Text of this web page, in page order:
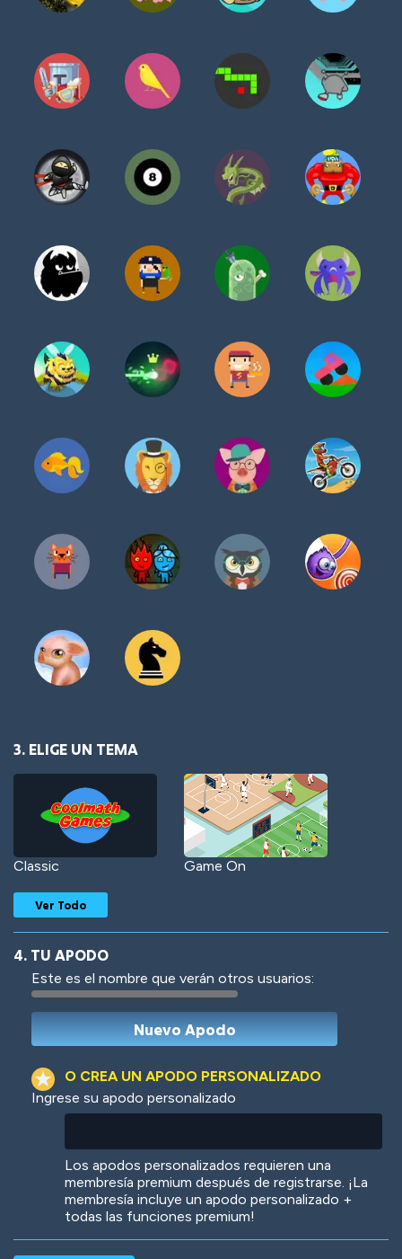
3. ELIGE UN TEMA
Classic Game On
Woof Jungle Cats
Ver Todo
4. TU APODO
Este es el nombre que verán otros usuarios:
O CREA UN APODO PERSONALIZADO
Ingrese su apodo personalizado
Los apodos personalizados requieren una
membresía premium después de registrarse. ¡La
membresía incluye un apodo personalizado +
todas las funciones premium!